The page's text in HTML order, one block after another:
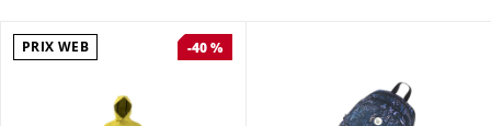
PRIX WEB -40 %